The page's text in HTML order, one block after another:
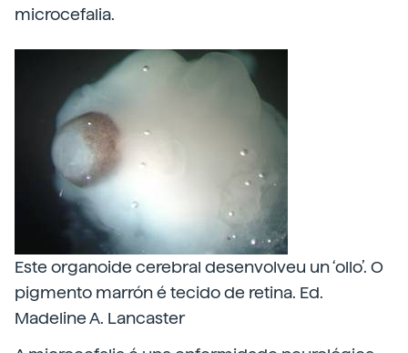
microcefalia.
Este organoide cerebral desenvolveu un ‘ollo’. O
pigmento marrón é tecido de retina. Ed.
Madeline A. Lancaster